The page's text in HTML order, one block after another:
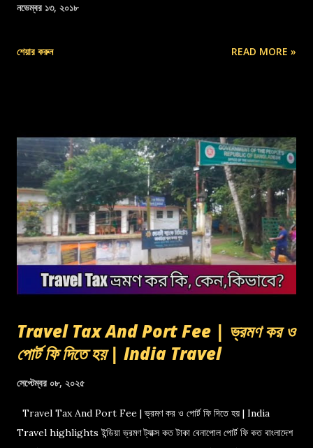
নভেম্বর ১৩, ২০১৮
শেয়ার করুন READ MORE »
Travel Tax And Port Fee | ভ্রমণ কর ও
পোর্ট ফি দিতে হয় | India Travel
সেপ্টেম্বর ০৮, ২০২৫
Travel Tax And Port Fee | ভ্রমণ কর ও পোর্ট ফি দিতে হয় | India
Travel highlights ইন্ডিয়া ভ্রমণ ট্যাক্স কত টাকা বেনাপোল পোর্ট ফি কত বাংলাদেশ